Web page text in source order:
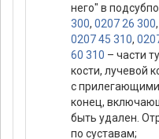
него" в
300, 0207 26 300,
0207 45 310,
60 310 – части
кости, лучевой
с
конец,
быть удален.
по суставам;